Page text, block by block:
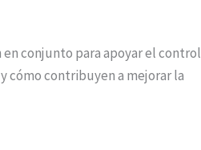
conjunto para apoyar el control
cómo contribuyen a mejorar la